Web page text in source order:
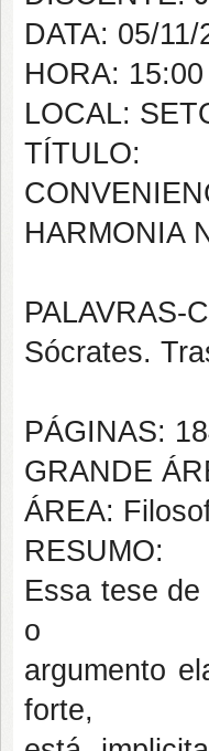
DATA: 05/11/
HORA: 15:00
LOCAL:
TÍTULO:
HARMONIA
PALAVRAS-
Sócrates.
PÁGINAS:
GRANDE
ÁREA:
RESUMO:
Essa tese de
o
argumento
forte,